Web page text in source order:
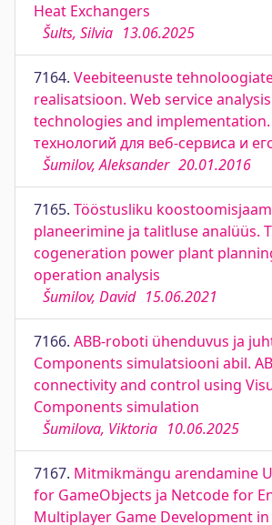
Heat Exchangers
Šults, Silvia 13.06.2025
7164. Veebiteenuste
realisatsioon. Web service
technologies and implementation.
технологий для веб-сервиса и
Šumilov, Aleksander 20.01.2016
7165. Tööstusliku
planeerimine ja talitluse analüüs.
cogeneration power plant
operation analysis
Šumilov, David 15.06.2021
7166. ABB-roboti ühenduvus ja
Components simulatsiooni abil.
connectivity and control using
Components simulation
Šumilova, Viktoria 10.06.2025
7167. Mitmikmängu arendamine
for GameObjects ja Netcode for
Multiplayer Game Development